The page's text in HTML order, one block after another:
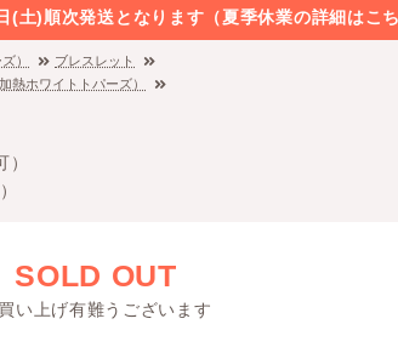
)順次発送となります（夏季休業の詳細はこち
）
ブレスレット
熱ホワイトトパーズ）
SOLD OUT
い上げ有難うございます